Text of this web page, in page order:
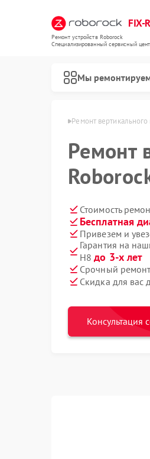
FIX-
Ремонт устройств Roborock
Специализированный cервисный
Мы
Roborock в Твери Ремонт
Ремонт
Стоимость
Бесплатная
Привезем и
Гарантия на
H8до 3-х лет
Срочный
Скидка для вас
Консультация